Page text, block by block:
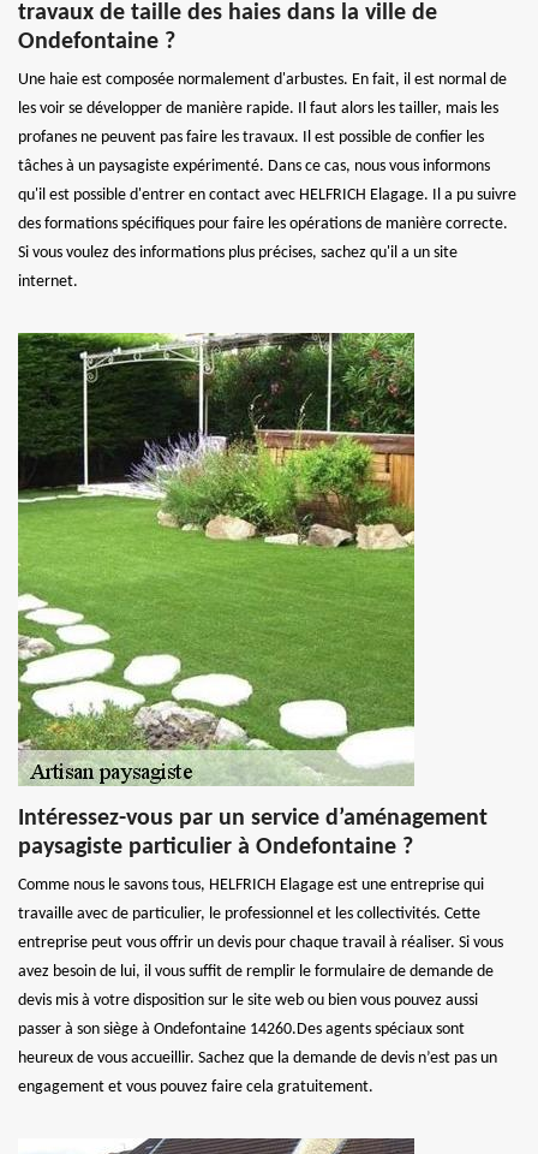
travaux de taille des haies dans la ville de
Ondefontaine ?
Une haie est composée normalement d'arbustes. En fait, il est normal de
les voir se développer de manière rapide. Il faut alors les tailler, mais les
profanes ne peuvent pas faire les travaux. Il est possible de confier les
tâches à un paysagiste expérimenté. Dans ce cas, nous vous informons
qu'il est possible d'entrer en contact avec HELFRICH Elagage. Il a pu suivre
des formations spécifiques pour faire les opérations de manière correcte.
Si vous voulez des informations plus précises, sachez qu'il a un site
internet.
Intéressez-vous par un service d’aménagement
paysagiste particulier à Ondefontaine ?
Comme nous le savons tous, HELFRICH Elagage est une entreprise qui
travaille avec de particulier, le professionnel et les collectivités. Cette
entreprise peut vous offrir un devis pour chaque travail à réaliser. Si vous
avez besoin de lui, il vous suffit de remplir le formulaire de demande de
devis mis à votre disposition sur le site web ou bien vous pouvez aussi
passer à son siège à Ondefontaine 14260.Des agents spéciaux sont
heureux de vous accueillir. Sachez que la demande de devis n’est pas un
engagement et vous pouvez faire cela gratuitement.